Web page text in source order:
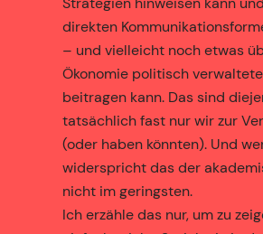
direkten
– und vielleicht noch etwas
Ökonomie politisch
beitragen kann. Das sind
tatsächlich fast nur wir zur
(oder haben könnten). Und
widerspricht das der
nicht im geringsten.
Ich erzähle das nur, um zu